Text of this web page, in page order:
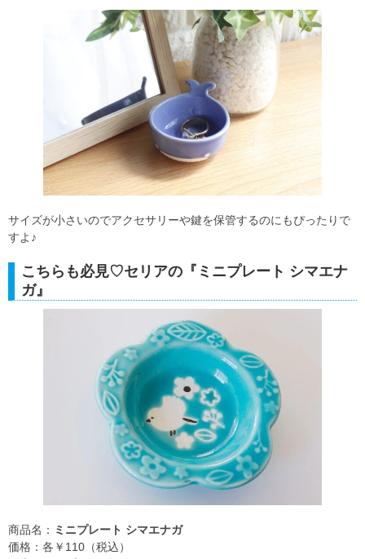
サイズが小さいのでアクセサリーや鍵を保管するのにもぴったりで
すよ♪
こちらも必見♡セリアの『ミニプレート シマエナ
ガ』
商品名： ミニプレート シマエナガ
価格：各￥110（税込）